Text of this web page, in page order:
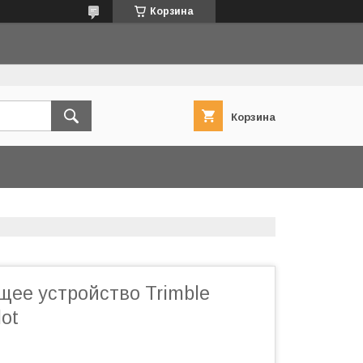
Корзина
Корзина
устройство Trimble